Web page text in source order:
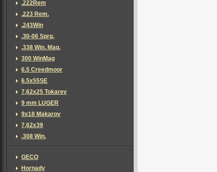
.222Rem
.223 Rem.
.243Win
.30-06 Sprg.
.338 Win. Mag.
300 WinMag
6.5 Creedmoor
6.5x55SE
7,62х25 Tokarev
9 mm LUGER
9х18 Makarov
7,62х39
.308 Win.
GECO
Hornady